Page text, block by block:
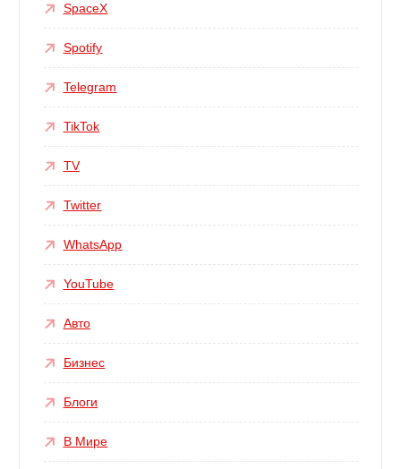
SpaceX
Spotify
Telegram
TikTok
TV
Twitter
WhatsApp
YouTube
Авто
Бизнес
Блоги
В Мире